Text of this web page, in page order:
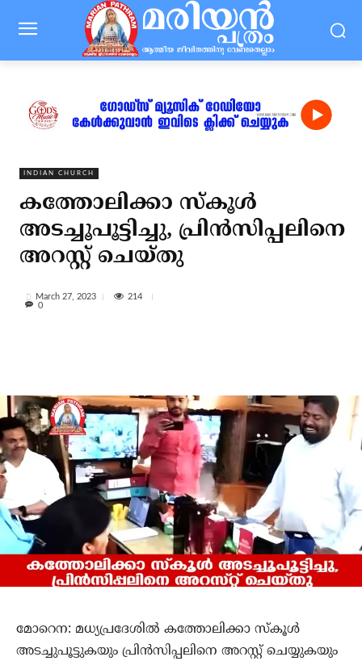
INDIAN CHURCH
കത്തോലിക്കാ സ്‌കൂള്‍
അടച്ചൂപൂട്ടിച്ചു, പ്രിന്‍സിപ്പലിനെ
അറസ്റ്റ് ചെയ്തു
March 27, 2023
214
0
മോറെന: മധ്യപ്രദേശില്‍ കത്തോലിക്കാ സ്‌കൂള്‍
അടച്ചുപൂട്ടുകയും പ്രിന്‍സിപ്പലിനെ അറസ്റ്റ് ചെയ്യുകയും